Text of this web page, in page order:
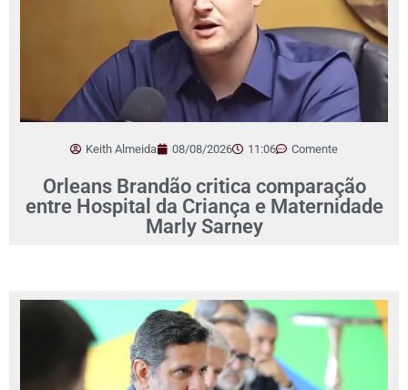
Keith Almeida 08/08/2026 11:06 Comente
Orleans Brandão critica comparação
entre Hospital da Criança e Maternidade
Marly Sarney